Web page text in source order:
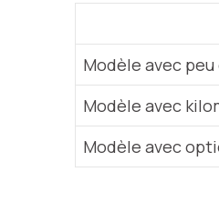
Modèle avec
Modèle avec
Modèle avec